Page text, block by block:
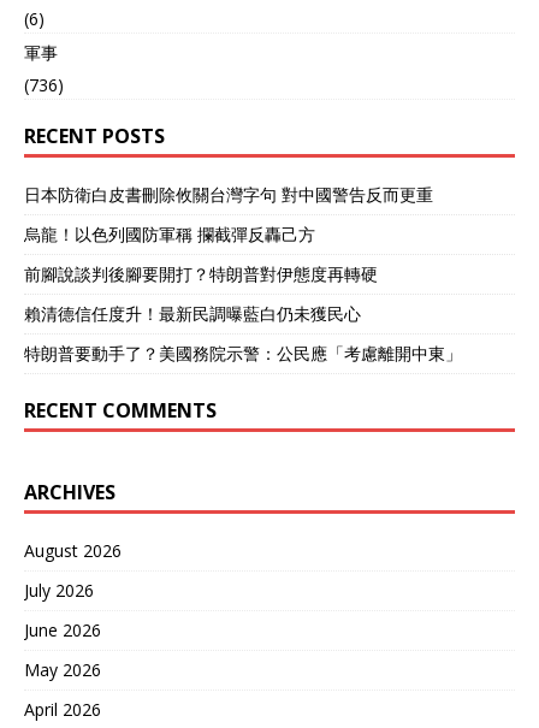
(6)
軍事
(736)
RECENT POSTS
日本防衛白皮書刪除攸關台灣字句 對中國警告反而更重
烏龍！以色列國防軍稱 攔截彈反轟己方
前腳說談判後腳要開打？特朗普對伊態度再轉硬
賴清德信任度升！最新民調曝藍白仍未獲民心
特朗普要動手了？美國務院示警：公民應「考慮離開中東」
RECENT COMMENTS
ARCHIVES
August 2026
July 2026
June 2026
May 2026
April 2026